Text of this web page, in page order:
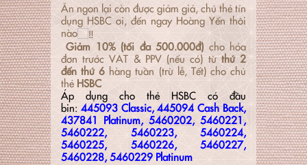
Ăn ngon lại còn được giảm giá, chủ thẻ tín
dụng HSBC ơi, đến ngay Hoàng Yến thôi
nào
Giảm 10% (tối đa 500.000đ) cho hóa
đơn trước VAT & PPV (nếu có) từthứ 2
đếnthứ 6 hàng tuần (trừ lễ, Tết) cho chủ
thẻ HSBC
Áp dụng cho thẻ HSBC có đầu
bin: 445093 Classic, 445094 Cash Back,
437841 Platinum, 5460202, 5460221,
5460222, 5460223, 5460224,
5460225, 5460226, 5460227,
5460228, 5460229 Platinum